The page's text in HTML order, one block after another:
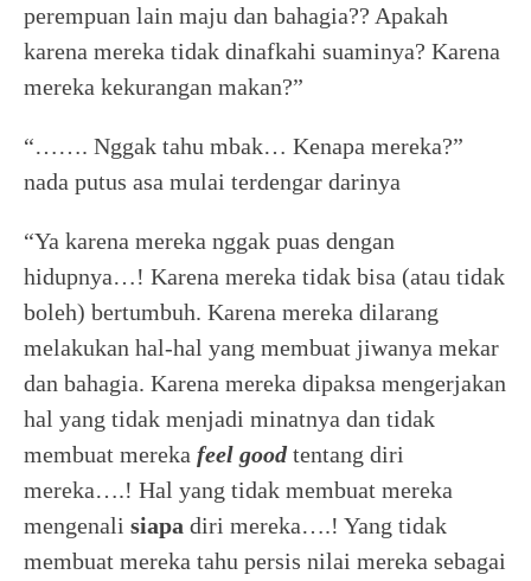
perempuan lain maju dan bahagia?? Apakah
karena mereka tidak dinafkahi suaminya? Karena
mereka kekurangan makan?”
“……. Nggak tahu mbak… Kenapa mereka?”
nada putus asa mulai terdengar darinya
“Ya karena mereka nggak puas dengan
hidupnya…! Karena mereka tidak bisa (atau tidak
boleh) bertumbuh. Karena mereka dilarang
melakukan hal-hal yang membuat jiwanya mekar
dan bahagia. Karena mereka dipaksa mengerjakan
hal yang tidak menjadi minatnya dan tidak
membuat mereka feel goodtentang diri
mereka….! Hal yang tidak membuat mereka
mengenali siapa diri mereka….! Yang tidak
membuat mereka tahu persis nilai mereka sebagai